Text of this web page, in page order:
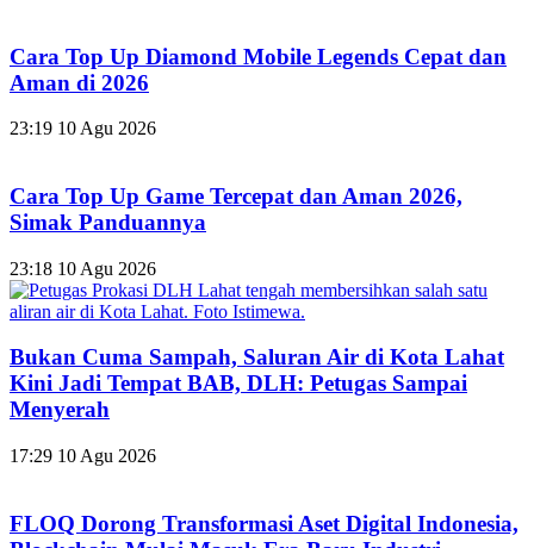
Cara Top Up Diamond Mobile Legends Cepat dan
Aman di 2026
23:19 10 Agu 2026
Cara Top Up Game Tercepat dan Aman 2026,
Simak Panduannya
23:18 10 Agu 2026
Bukan Cuma Sampah, Saluran Air di Kota Lahat
Kini Jadi Tempat BAB, DLH: Petugas Sampai
Menyerah
17:29 10 Agu 2026
FLOQ Dorong Transformasi Aset Digital Indonesia,